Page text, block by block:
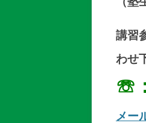
講習
わせ
☏
メー